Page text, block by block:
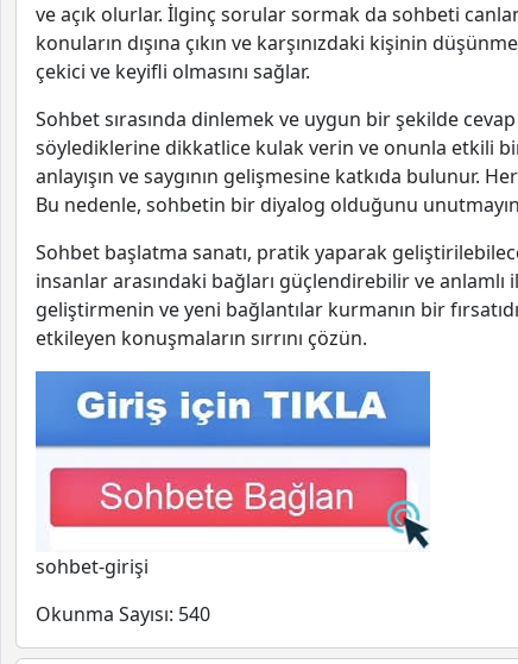
ve açık olurlar. İlginç sorular sormak da sohbeti
konuların dışına çıkın ve karşınızdaki kişinin
çekici ve keyifli olmasını sağlar.
Sohbet sırasında dinlemek ve uygun bir şekilde
söylediklerine dikkatlice kulak verin ve onunla etkili
anlayışın ve saygının gelişmesine katkıda bulunur.
Bu nedenle, sohbetin bir diyalog olduğunu
Sohbet başlatma sanatı, pratik yaparak
insanlar arasındaki bağları güçlendirebilir ve
geliştirmenin ve yeni bağlantılar kurmanın bir
etkileyen konuşmaların sırrını çözün.
sohbet-girişi
Okunma Sayısı: 540